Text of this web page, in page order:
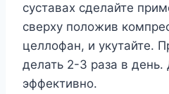
суставах сделайте
сверху положив
целлофан, и укутайте.
делать 2-3 раза в
эффективно.